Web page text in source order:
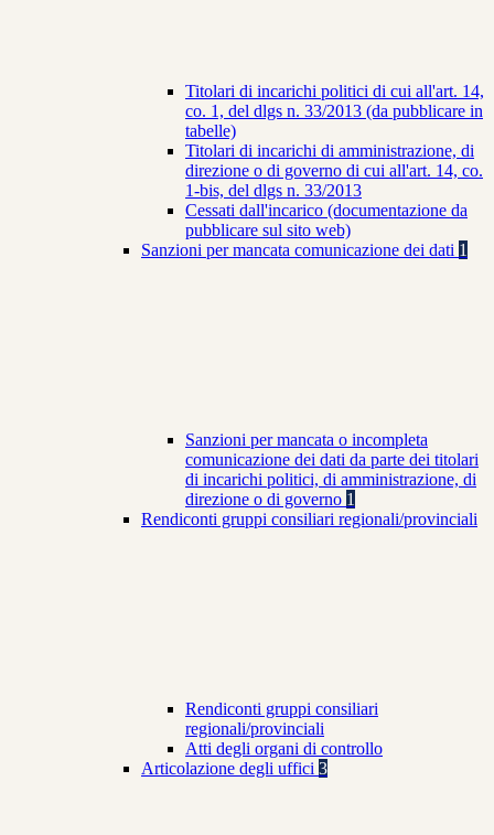
Titolari di incarichi politici di cui all'art. 14,
co. 1, del dlgs n. 33/2013 (da pubblicare in
tabelle)
Titolari di incarichi di amministrazione, di
direzione o di governo di cui all'art. 14, co.
1-bis, del dlgs n. 33/2013
Cessati dall'incarico (documentazione da
pubblicare sul sito web)
Sanzioni per mancata comunicazione dei dati 1
Sanzioni per mancata o incompleta
comunicazione dei dati da parte dei titolari
di incarichi politici, di amministrazione, di
direzione o di governo 1
Rendiconti gruppi consiliari regionali/provinciali
Rendiconti gruppi consiliari
regionali/provinciali
Atti degli organi di controllo
Articolazione degli uffici 3